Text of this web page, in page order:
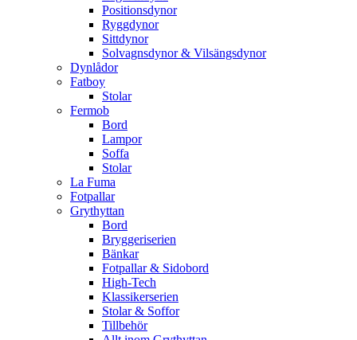
Positionsdynor
Ryggdynor
Sittdynor
Solvagnsdynor & Vilsängsdynor
Dynlådor
Fatboy
Stolar
Fermob
Bord
Lampor
Soffa
Stolar
La Fuma
Fotpallar
Grythyttan
Bord
Bryggeriserien
Bänkar
Fotpallar & Sidobord
High-Tech
Klassikerserien
Stolar & Soffor
Tillbehör